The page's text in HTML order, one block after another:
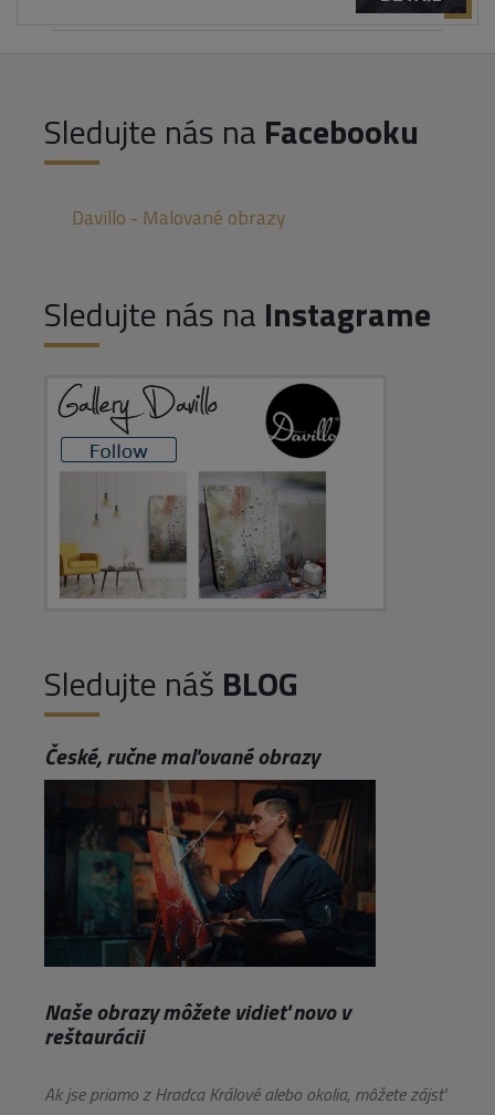
Sledujte nás na Facebooku
Davillo - Malované obrazy
Sledujte nás na Instagrame
Sledujte náš BLOG
České, ručne maľované obrazy
Naše obrazy môžete vidieť novo v
reštaurácii
Ak jse priamo z Hradca Králové alebo okolia, môžete zájsť